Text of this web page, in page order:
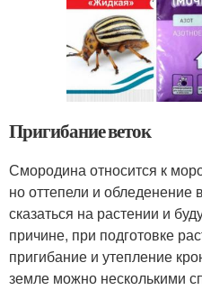
Пригибание веток
Смородина относится к
но оттепели и обледенение
сказаться на растении и
причине, при подготовке
пригибание и утепление
земле можно несколькими